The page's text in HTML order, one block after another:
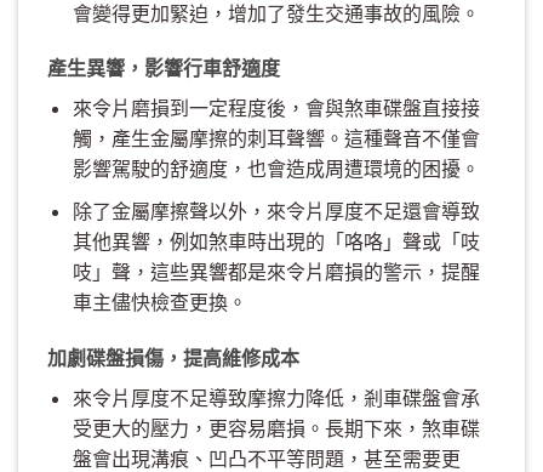
會變得更加緊迫，增加了發生交通事故的風險。
產生異響，影響行車舒適度
來令片磨損到一定程度後，會與煞車碟盤直接接
觸，產生金屬摩擦的刺耳聲響。這種聲音不僅會
影響駕駛的舒適度，也會造成周遭環境的困擾。
除了金屬摩擦聲以外，來令片厚度不足還會導致
其他異響，例如煞車時出現的「咯咯」聲或「吱
吱」聲，這些異響都是來令片磨損的警示，提醒
車主儘快檢查更換。
加劇碟盤損傷，提高維修成本
來令片厚度不足導致摩擦力降低，剎車碟盤會承
受更大的壓力，更容易磨損。長期下來，煞車碟
盤會出現溝痕、凹凸不平等問題，甚至需要更